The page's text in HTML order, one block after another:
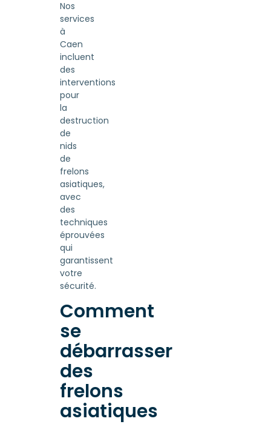
Nos
services
à
Caen
incluent
des
interventions
pour
la
destruction
de
nids
de
frelons
asiatiques,
avec
des
techniques
éprouvées
qui
garantissent
votre
sécurité.
Comment
se
débarrasser
des
frelons
asiatiques